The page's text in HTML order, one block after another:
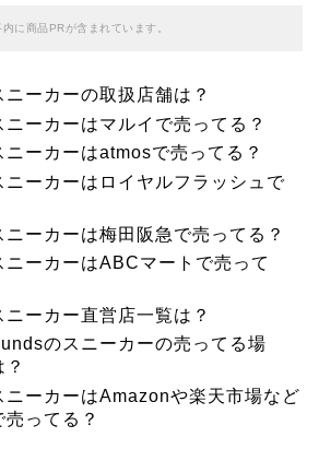
内に商品PRが含まれています。
ーカーの取扱店舗は？
ーカーはマルイで売ってる？
ーカーはatmosで売ってる？
ーカーはロイヤルフラッシュで
ーカーは梅田阪急で売ってる？
ーカーはABCマートで売って
ーカー直営店一覧は？
のスニーカーの売ってる場
ーカーはAmazonや楽天市場など
ってる？